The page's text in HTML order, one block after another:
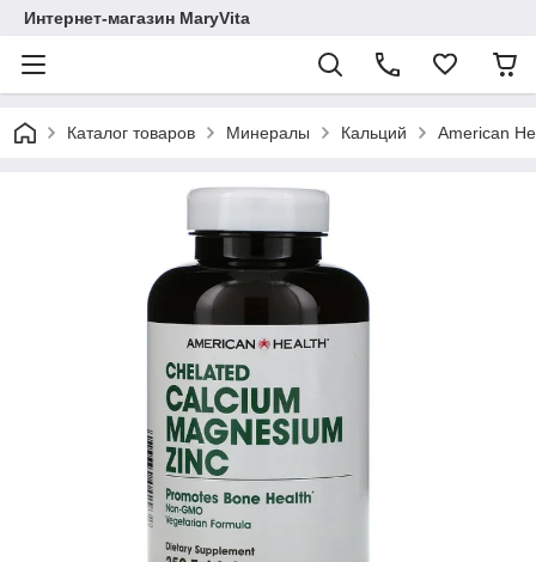
Интернет-магазин MaryVita
Каталог товаров Минералы Кальций American